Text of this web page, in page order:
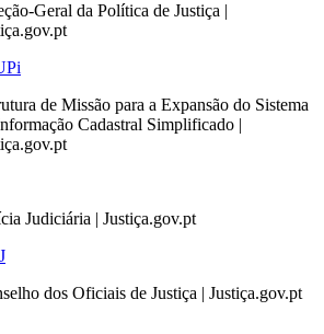
Geral da Política de Justiça |
de Missão para a Expansão do Sistema
Cadastral Simplificado |
Judiciária | Justiça.gov.pt
dos Oficiais de Justiça | Justiça.gov.pt